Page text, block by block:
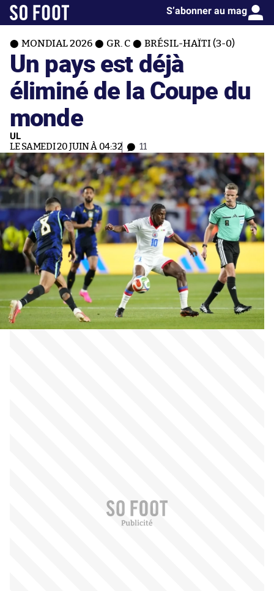
S’abonner au mag
MONDIAL 2026 GR. C BRÉSIL-HAÏTI (3-0)
Un pays est déjà
éliminé de la Coupe du
monde
UL
LE SAMEDI 20 JUIN À 04:32 11